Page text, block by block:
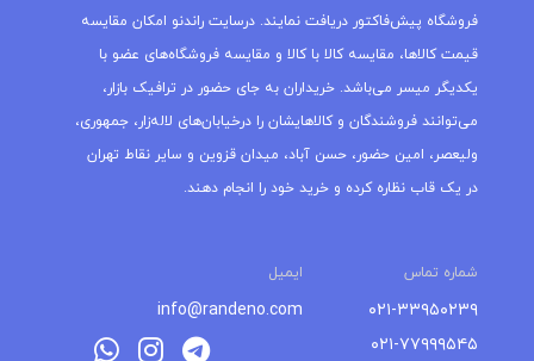
فروشگاه پیش‌فاکتور دریافت نمایند. درسایت راندنو امکان مقایسه
قیمت کالاها، مقایسه کالا با کالا و مقایسه فروشگاه‌های عضو با
یکدیگر میسر می‌باشد. خریداران به جای حضور در ترافیک بازار،
می‌توانند فروشندگان و کالاهایشان را درخیابان‌های لاله‌زار، جمهوری،
ولیعصر، امین حضور، حسن آباد، میدان قزوین و سایر نقاط تهران
در یک قاب نظاره کرده و خرید خود را انجام دهند.
شماره تماس ایمیل
۰۲۱-۳۳۹۵۰۲۳۹
۰۲۱-۷۷۹۹۹۵۴۵
info@randeno.com